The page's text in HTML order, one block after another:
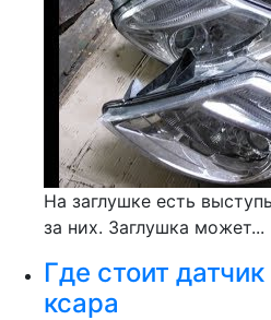
На заглушке есть
за них. Заглушка может...
Где стоит
ксара